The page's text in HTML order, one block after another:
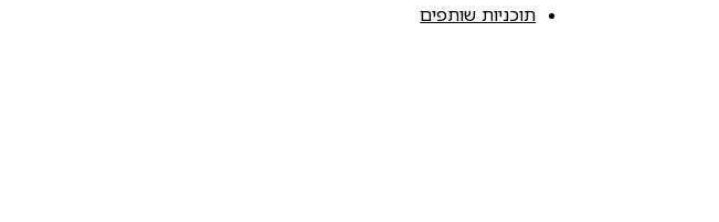
תוכניות שותפים